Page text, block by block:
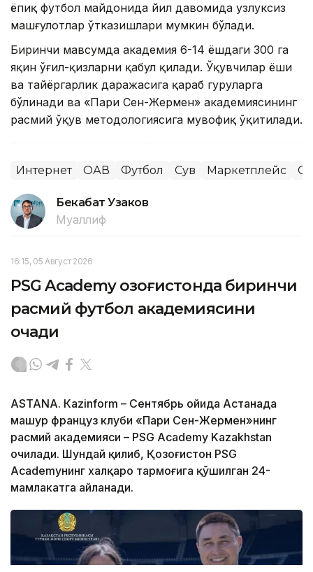
ёпиқ футбол майдонида йил давомида узлуксиз
машғулотлар ўтказишлари мумкин бўлади.
Биринчи мавсумда академия 6-14 ёшдаги 300 га
яқин ўғил-қизларни қабул қилади. Ўқувчилар ёши
ва тайёргарлик даражасига қараб гуруҳларга
бўлинади ва «Пари Сен-Жермен» академиясининг
расмий ўқув методологиясига мувофиқ ўқитилади.
Интернет ОАВ Футбол Сув Маркетплейс
Бекабат Узаков
Муаллиф
16:15, 05 Август 2026
PSG Academy Қозоғистонда биринчи
расмий футбол академиясини
очади
ASTANА. Кazinform – Сентябрь ойида Астанада
машҳур француз клуби «Пари Сен-Жермен»нинг
расмий академияси – PSG Academy Kazakhstan
очилади. Шундай қилиб, Қозоғистон PSG
Academyнинг халқаро тармоғига қўшилган 24-
мамлакатга айланади.